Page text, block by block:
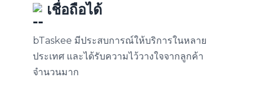
เชื่อถือได้
bTaskee มีประสบการณ์ให้บริการในหลาย
ประเทศ และได้รับความไว้วางใจจากลูกค้า
จำนวนมาก